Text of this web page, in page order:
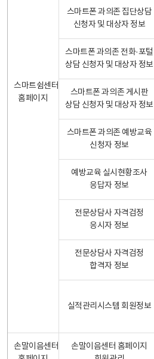
스마트쉼센터
홈페이지
스마트폰 과의존 집단상담
신청자 및 대상자 정보
스마트폰 과의존 전화·포털
상담 신청자 및 대상자 정보
스마트폰 과의존 게시판
상담 신청자 및 대상자 정보
스마트폰 과의존 예방교육
신청자 정보
예방교육 실시현황조사
응답자 정보
전문상담사 자격검정
응시자 정보
전문상담사 자격검정
합격자 정보
실적관리시스템 회원정보
손말이음센터
손말이음센터 홈페이지